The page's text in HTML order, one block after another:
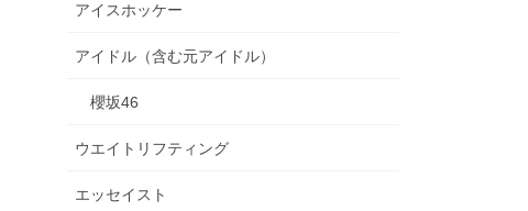
アイスホッケー
アイドル（含む元アイドル）
櫻坂46
ウエイトリフティング
エッセイスト